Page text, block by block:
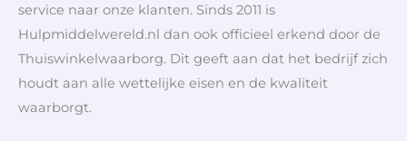
service naar onze klanten. Sinds 2011 is
Hulpmiddelwereld.nl dan ook officieel erkend door de
Thuiswinkelwaarborg. Dit geeft aan dat het bedrijf zich
houdt aan alle wettelijke eisen en de kwaliteit
waarborgt.